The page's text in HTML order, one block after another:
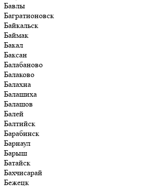
Бавлы
Багратионовск
Байкальск
Баймак
Бакал
Баксан
Балабаново
Балаково
Балахна
Балашиха
Балашов
Балей
Балтийск
Барабинск
Барнаул
Барыш
Батайск
Бахчисарай
Бежецк